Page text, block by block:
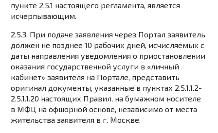
пункте 2.5.1 настоящего регламента, является
исчерпывающим.
2.5.3. При подаче заявления через Портал заявитель
должен не позднее 10 рабочих дней, исчисляемых с
даты направления уведомления о приостановлении
оказания государственной услуги в «личный
кабинет» заявителя на Портале, представить
оригинал документы, указанные в пунктах 2.5.1.1.2-
2.5.1.1.20 настоящих Правил, на бумажном носителе
в МФЦ на офшорной основе, независимо от места
жительства заявителя в г. Москве.